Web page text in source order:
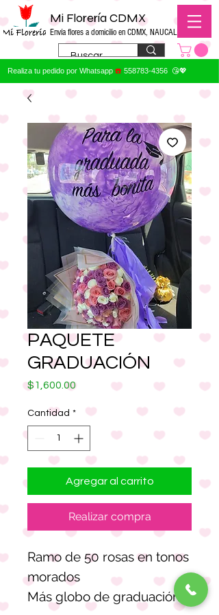
Mi Florería CDMX
Envía flores a domicilio en CDMX, NAUCALPAN
Realiza tu pedido por Whatsapp ☎️ 558783-4356 😘💖
PAQUETE
GRADUACIÓN
$1,600.00Precio
Cantidad *
Agregar al carrito
Realizar compra
Ramo de 50 rosas en tonos
morados
Más globo de graduación